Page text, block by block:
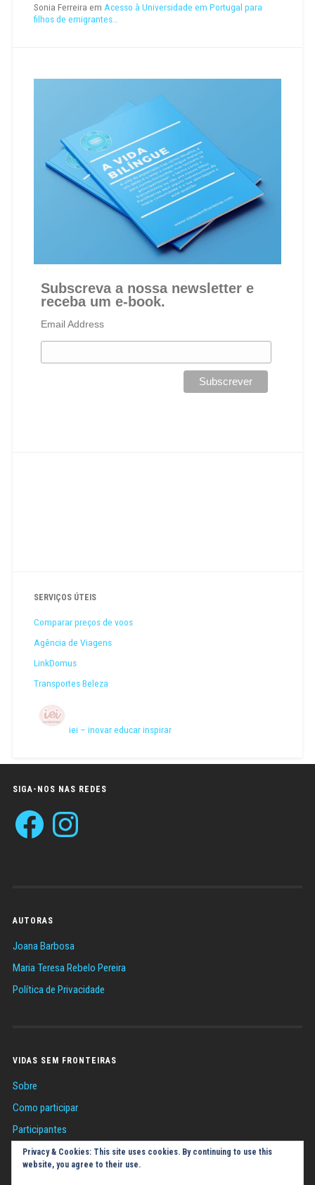
Sonia Ferreira em Acesso à Universidade em Portugal para
filhos de emigrantes…
Subscreva a nossa newsletter e
receba um e-book.
Email Address
SERVIÇOS ÚTEIS
Comparar preços de voos
Agência de Viagens
LinkDomus
Transportes Beleza
iei – inovar educar inspirar
SIGA-NOS NAS REDES
Facebook Instagram
AUTORAS
Joana Barbosa
Maria Teresa Rebelo Pereira
Política de Privacidade
VIDAS SEM FRONTEIRAS
Sobre
Como participar
Participantes
Sugestões
Política de Cookies (UE)
Privacy & Cookies: This site uses cookies. By continuing to use this
website, you agree to their use.